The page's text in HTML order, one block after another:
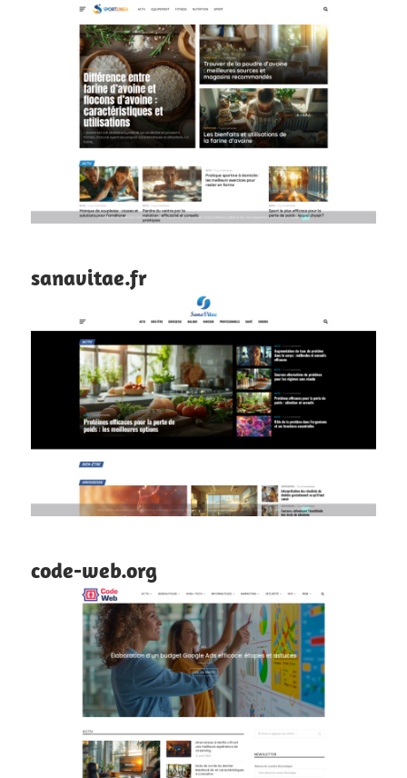
sanavitae.fr
code-web.org